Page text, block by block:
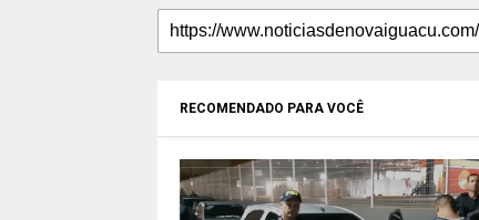
RECOMENDADO PARA VOCÊ